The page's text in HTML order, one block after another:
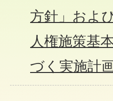
方針」およ
人権施策基
づく実施計